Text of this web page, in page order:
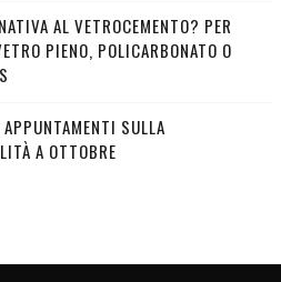
AL VETROCEMENTO? PER
PIENO, POLICARBONATO O
SULLA
A OTTOBRE